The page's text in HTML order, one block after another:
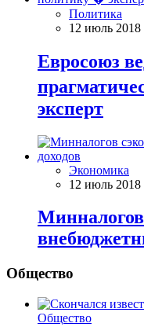
Политика
12 июль 2018
Евросоюз
эксперт
Экономика
12 июль 2018
Общество
Общество